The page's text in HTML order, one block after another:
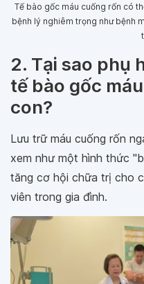
Tế bào gốc máu cuống rốn có
bệnh lý nghiêm trọng như bệnh
2. Tại sao phụ
tế bào gốc
con?
Lưu trữ máu cuống rốn
xem như một hình thức
tăng cơ hội chữa trị cho
viên trong gia đình.